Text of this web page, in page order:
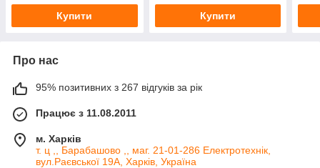
Купити Купити
Про нас
95% позитивних з 267 відгуків за рік
Працює з 11.08.2011
м. Харків
т. ц ,, Барабашово ,, маг. 21-01-286 Електротехнік,
вул.Раєвської 19А, Харків, Україна